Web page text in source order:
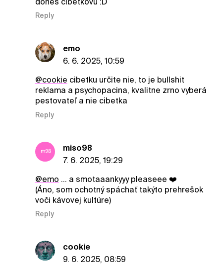
Reply
emo
6. 6. 2025, 10:59
@cookie cibetku určite nie, to je bullshit
reklama a psychopacina, kvalitne zrno vyberá
pestovateľ a nie cibetka
Reply
miso98
7. 6. 2025, 19:29
@emo ... a smotaaankyyy pleaseee ❤️
(Áno, som ochotný spáchať takýto prehrešok
voči kávovej kultúre)
Reply
cookie
9. 6. 2025, 08:59